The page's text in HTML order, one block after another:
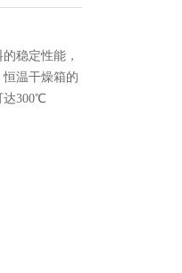
稳定性能，
温干燥箱的
达300℃